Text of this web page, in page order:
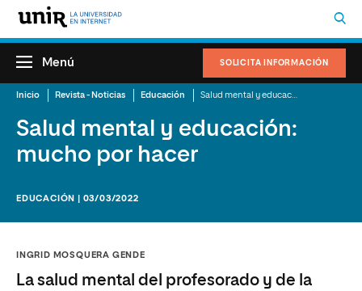
SOLICITA INFORMACIÓN
Menú
Inicio Revista - Noticias Educación
Salud mental y educación:
mucho por hacer
EDUCACIÓN | 03/03/2022
INGRID MOSQUERA GENDE
La salud mental del profesorado y de la